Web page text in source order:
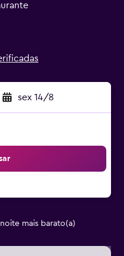
sex 14/8
mais barato(a)